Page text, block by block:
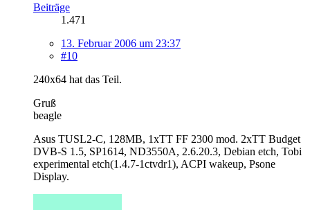
Beiträge
1.471
13. Februar 2006 um 23:37
#10
240x64 hat das Teil.
Gruß
beagle
Asus TUSL2-C, 128MB, 1xTT FF 2300 mod. 2xTT Budget
DVB-S 1.5, SP1614, ND3550A, 2.6.20.3, Debian etch, Tobi
experimental etch(1.4.7-1ctvdr1), ACPI wakeup, Psone
Display.